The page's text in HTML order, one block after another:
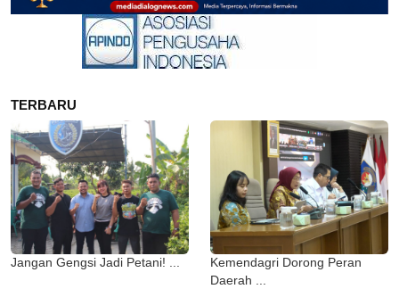
TERBARU
Jangan Gengsi Jadi Petani! ...
Kemendagri Dorong Peran
Daerah ...